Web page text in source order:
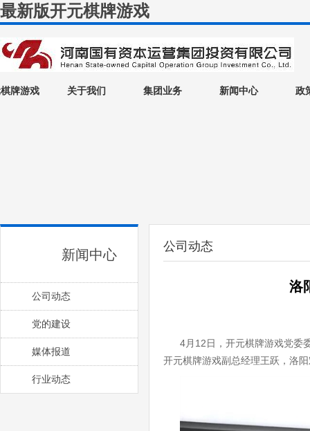
最新版开元棋牌游戏
牌游戏 关于我们 集团业务 新闻中心 政
新闻中心
公司动态
党的建设
媒体报道
行业动态
公司动态
洛
4月12日，开元棋牌游戏党委
开元棋牌游戏副总经理王跃，洛